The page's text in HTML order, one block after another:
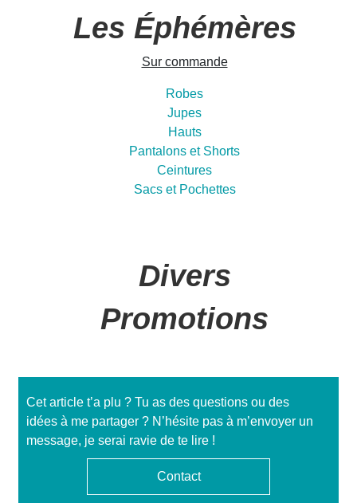
Les Éphémères
Sur commande
Robes
Jupes
Hauts
Pantalons et Shorts
Ceintures
Sacs et Pochettes
Divers
Promotions
Cet article t’a plu ? Tu as des questions ou des
idées à me partager ? N’hésite pas à m’envoyer un
message, je serai ravie de te lire !
Contact